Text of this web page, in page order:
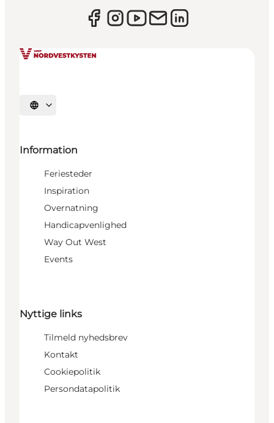
Vælg sprog
Information
Feriesteder
Inspiration
Overnatning
Handicapvenlighed
Way Out West
Events
Nyttige links
Tilmeld nyhedsbrev
Kontakt
Cookiepolitik
Persondatapolitik